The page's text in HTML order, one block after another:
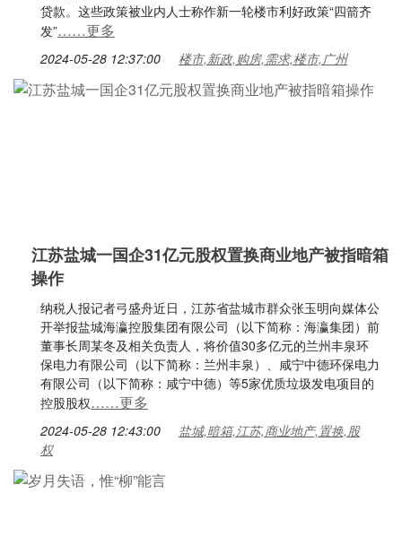
贷款。这些政策被业内人士称作新一轮楼市利好政策“四箭齐
发”……更多
2024-05-28 12:37:00 楼市,新政,购房,需求,楼市,广州
江苏盐城一国企31亿元股权置换商业地产被指暗箱
操作
纳税人报记者弓盛舟近日，江苏省盐城市群众张玉明向媒体公
开举报盐城海瀛控股集团有限公司（以下简称：海瀛集团）前
董事长周某冬及相关负责人，将价值30多亿元的兰州丰泉环
保电力有限公司（以下简称：兰州丰泉）、咸宁中德环保电力
有限公司（以下简称：咸宁中德）等5家优质垃圾发电项目的
控股股权……更多
2024-05-28 12:43:00
盐城,暗箱,江苏,商业地产,置换,股
权